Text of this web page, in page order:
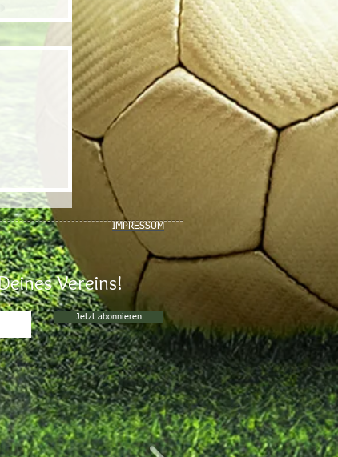
IMPRESSUM
Vereins!
Jetzt abonnieren